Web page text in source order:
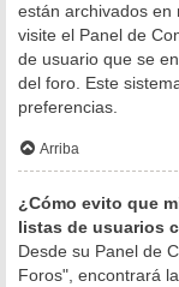
están archivados en
visite el Panel de
de usuario que se
del foro. Este
preferencias.
Arriba
¿Cómo evito que
listas de usuarios
Desde su Panel de
Foros", encontrará